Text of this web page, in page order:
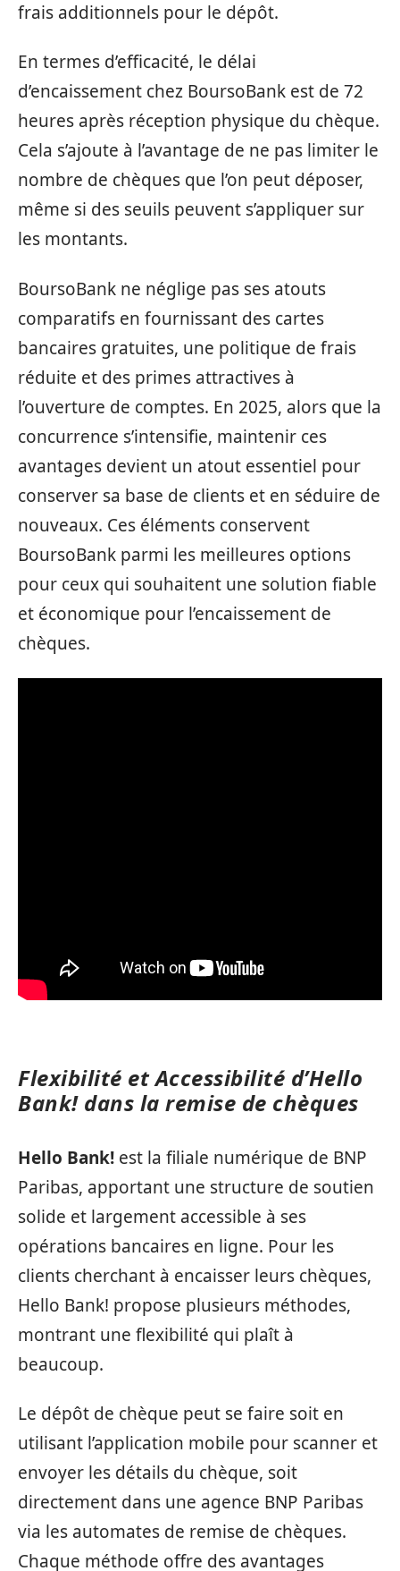
frais additionnels pour le dépôt.
En termes d’efficacité, le délai
d’encaissement chez BoursoBank est de 72
heures après réception physique du chèque.
Cela s’ajoute à l’avantage de ne pas limiter le
nombre de chèques que l’on peut déposer,
même si des seuils peuvent s’appliquer sur
les montants.
BoursoBank ne néglige pas ses atouts
comparatifs en fournissant des cartes
bancaires gratuites, une politique de frais
réduite et des primes attractives à
l’ouverture de comptes. En 2025, alors que la
concurrence s’intensifie, maintenir ces
avantages devient un atout essentiel pour
conserver sa base de clients et en séduire de
nouveaux. Ces éléments conservent
BoursoBank parmi les meilleures options
pour ceux qui souhaitent une solution fiable
et économique pour l’encaissement de
chèques.
Flexibilité et Accessibilité d’Hello
Bank! dans la remise de chèques
Hello Bank! est la filiale numérique de BNP
Paribas, apportant une structure de soutien
solide et largement accessible à ses
opérations bancaires en ligne. Pour les
clients cherchant à encaisser leurs chèques,
Hello Bank! propose plusieurs méthodes,
montrant une flexibilité qui plaît à
beaucoup.
Le dépôt de chèque peut se faire soit en
utilisant l’application mobile pour scanner et
envoyer les détails du chèque, soit
directement dans une agence BNP Paribas
via les automates de remise de chèques.
Chaque méthode offre des avantages